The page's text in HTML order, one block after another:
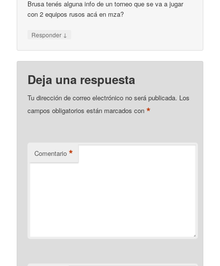
Brusa tenés alguna info de un torneo que se va a jugar
con 2 equipos rusos acá en mza?
Responder ↓
Deja una respuesta
Tu dirección de correo electrónico no será publicada. Los
campos obligatorios están marcados con*
Comentario *